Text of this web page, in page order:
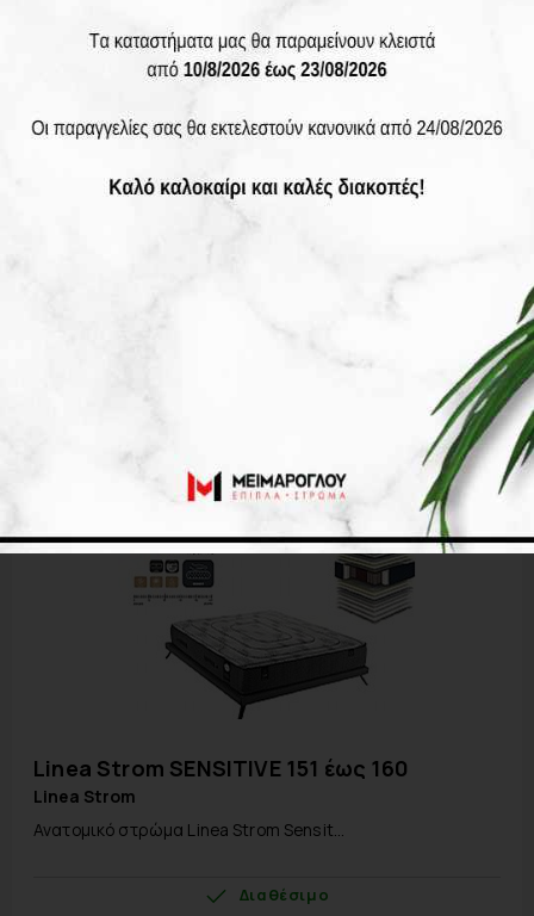
Linea Strom
Κέρδίζετε 315,60€
Linea Strom SENSITIVE 151 έως 160
Linea Strom
Ανατομικό στρώμα Linea Strom Sensit...
Διαθέσιμο